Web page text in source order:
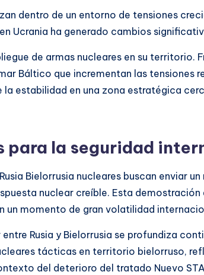
dentro de un entorno de tensiones
Ucrania ha generado cambios
de armas nucleares en su territorio.
Báltico que incrementan las tensiones
estabilidad en una zona estratégica
para la seguridad
Bielorrusia nucleares buscan enviar
nuclear creíble. Esta
un momento de gran volatilidad
Rusia y Bielorrusia se profundiza
tácticas en territorio bielorruso,
del deterioro del tratado Nuevo